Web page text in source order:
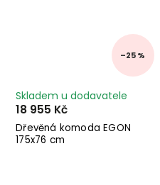
–25 %
Dřevěná komoda EGON
175x76 cm
Skladem u dodavatele
18 955 Kč